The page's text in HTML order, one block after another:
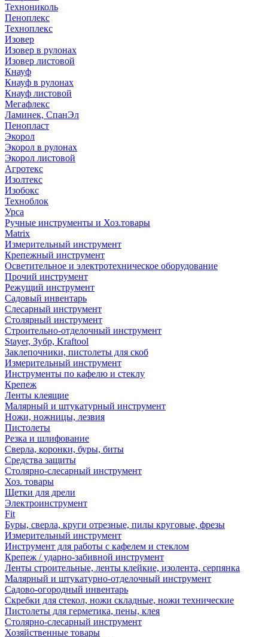
Технониколь
Пеноплекс
Техноплекс
Изовер
Изовер в рулонах
Изовер листовой
Кнауф
Кнауф в рулонах
Кнауф листовой
Мегафлекс
Ламинек, СпанЭл
Пенопласт
Экорол
Экорол в рулонах
Экорол листовой
Агротекс
Изолтекс
Изобокс
Техноблок
Урса
Ручные инструменты и Хоз.товары
Matrix
Измерительный инструмент
Крепежный инструмент
Осветительное и электротехническое оборудование
Прочий инструмент
Режущий инструмент
Садовый инвентарь
Слесарный инструмент
Столярный инструмент
Строительно-отделочный инструмент
Stayer, Зубр, Kraftool
Заклепочники, пистолеты для скоб
Измерительный инструмент
Инструменты по кафелю и стеклу
Крепеж
Ленты клеящие
Малярный и штукатурный инструмент
Ножи, ножницы, лезвия
Пистолеты
Резка и шлифование
Сверла, коронки, буры, биты
Средства защиты
Столярно-слесарный инструмент
Хоз. товары
Щетки для дрели
Электроинструмент
Fit
Буры, сверла, круги отрезные, пилы круговые, фрезы
Измерительный инструмент
Инструмент для работы с кафелем и стеклом
Крепеж / ударно-забивной инструмент
Ленты строительные, ленты клейкие, изолента, серпянка
Малярный и штукатурно-отделочный инструмент
Садово-огородный инвентарь
Скребки для стекол, ножи складные, ножи технические
Пистолеты для герметика, пены, клея
Столярно-слесарный инструмент
Хозяйственные товары